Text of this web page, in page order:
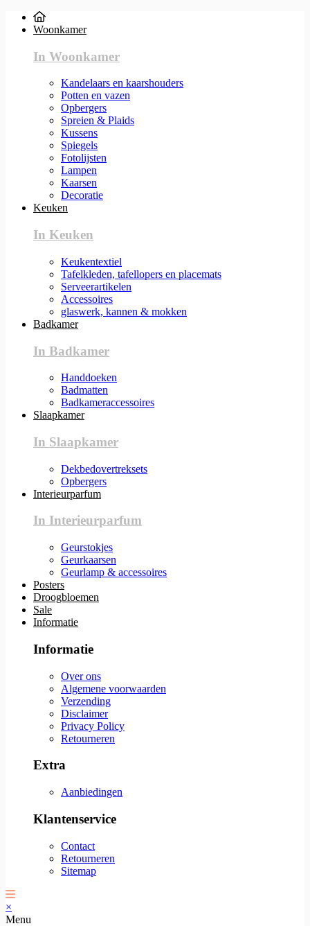
Woonkamer
In Woonkamer
Kandelaars en kaarshouders
Potten en vazen
Opbergers
Spreien & Plaids
Kussens
Spiegels
Fotolijsten
Lampen
Kaarsen
Decoratie
Keuken
In Keuken
Keukentextiel
Tafelkleden, tafellopers en placemats
Serveerartikelen
Accessoires
glaswerk, kannen & mokken
Badkamer
In Badkamer
Handdoeken
Badmatten
Badkameraccessoires
Slaapkamer
In Slaapkamer
Dekbedovertreksets
Opbergers
Interieurparfum
In Interieurparfum
Geurstokjes
Geurkaarsen
Geurlamp & accessoires
Posters
Droogbloemen
Sale
Informatie
Informatie
Over ons
Algemene voorwaarden
Verzending
Disclaimer
Privacy Policy
Retourneren
Extra
Aanbiedingen
Klantenservice
Contact
Retourneren
Sitemap
×
Menu